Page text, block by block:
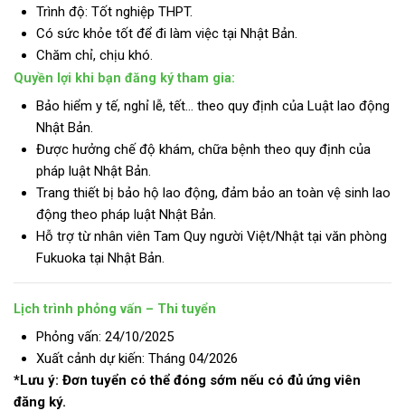
Trình độ: Tốt nghiệp THPT.
Có sức khỏe tốt để đi làm việc tại Nhật Bản.
Chăm chỉ, chịu khó.
Quyền lợi khi bạn đăng ký tham gia:
Bảo hiểm y tế, nghỉ lễ, tết… theo quy định của Luật lao động
Nhật Bản.
Được hưởng chế độ khám, chữa bệnh theo quy định của
pháp luật Nhật Bản.
Trang thiết bị bảo hộ lao động, đảm bảo an toàn vệ sinh lao
động theo pháp luật Nhật Bản.
Hỗ trợ từ nhân viên Tam Quy người Việt/Nhật tại văn phòng
Fukuoka tại Nhật Bản.
Lịch trình phỏng vấn – Thi tuyển
Phỏng vấn: 24/10/2025
Xuất cảnh dự kiến: Tháng 04/2026
*Lưu ý: Đơn tuyển có thể đóng sớm nếu có đủ ứng viên
đăng ký.